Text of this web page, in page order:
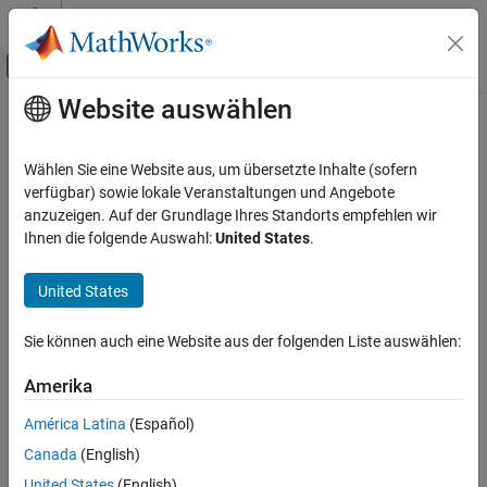
Weiter zum Inhalt
Umschaltung für Off-Canvas-
Startseite der Dokumentation
Operatoren und elementare Operationen
Arithmetische Operationen
MATLAB
Mathematik
Elementare Mathematik
MATLAB
Mathematik
Numerische Integration und
Hauptinhalt
diff
Differenzen und Näherungsableitungen
alle in Seite reduzieren
Y = diff(X)
Y = diff(X,n,dim)
Elementen vonX. Standardmäßig wird
Array-Dimension ausgeführt, deren Größe nicht 1 ist.
Website auswählen
Wählen Sie eine Website aus, um übersetzte Inhalte (sofern
verfügbar) sowie lokale Veranstaltungen und Angebote
anzuzeigen. Auf der Grundlage Ihres Standorts empfehlen wir
Ihnen die folgende Auswahl:United States.
United States
Sie können auch eine Website aus der folgenden Liste auswählen:
Amerika
América Latina (Español)
Canada (English)